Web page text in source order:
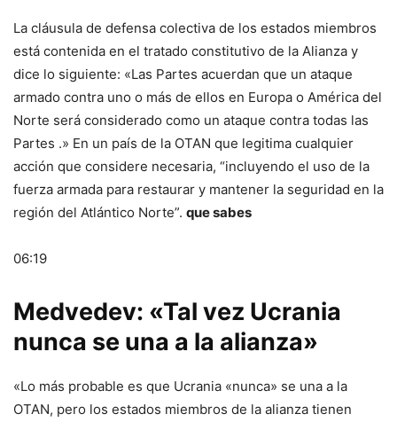
La cláusula de defensa colectiva de los estados miembros
está contenida en el tratado constitutivo de la Alianza y
dice lo siguiente: «Las Partes acuerdan que un ataque
armado contra uno o más de ellos en Europa o América del
Norte será considerado como un ataque contra todas las
Partes .» En un país de la OTAN que legitima cualquier
acción que considere necesaria, “incluyendo el uso de la
fuerza armada para restaurar y mantener la seguridad en la
región del Atlántico Norte”. que sabes
06:19
Medvedev: «Tal vez Ucrania
nunca se una a la alianza»
«Lo más probable es que Ucrania «nunca» se una a la
OTAN, pero los estados miembros de la alianza tienen